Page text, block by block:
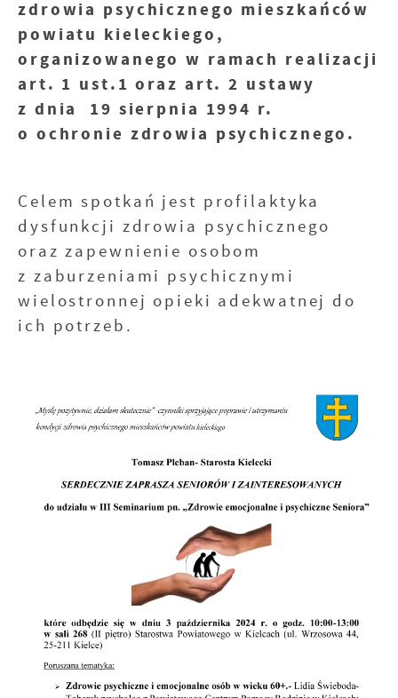
zdrowia psychicznego mieszkańców
powiatu kieleckiego,
organizowanego w ramach realizacji
art. 1 ust.1 oraz art. 2 ustawy
z dnia 19 sierpnia 1994 r.
o ochronie zdrowia psychicznego.
Celem spotkań jest profilaktyka
dysfunkcji zdrowia psychicznego
oraz zapewnienie osobom
z zaburzeniami psychicznymi
wielostronnej opieki adekwatnej do
ich potrzeb.